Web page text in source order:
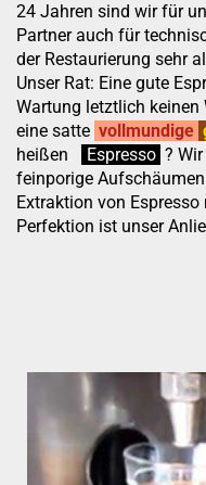
24 Jahren sind wir für
Partner auch für
der Restaurierung sehr
Unser Rat: Eine gute
Wartung letztlich keinen
eine satte vollmundige
heißen
Espresso ?
feinporige
Extraktion von
Perfektion ist unser